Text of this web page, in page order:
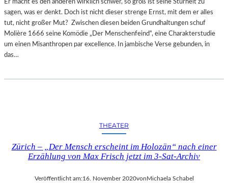
Er macht es den anderen wirklich schwer, so groß ist seine Sturheit zu
sagen, was er denkt. Doch ist nicht dieser strenge Ernst, mit dem er alles
tut, nicht großer Mut? Zwischen diesen beiden Grundhaltungen schuf
Molière 1666 seine Komödie „Der Menschenfeind“, eine Charakterstudie
um einen Misanthropen par excellence. In jambische Verse gebunden, in
das…
THEATER
Zürich – „Der Mensch erscheint im Holozän“ nach einer
Erzählung von Max Frisch jetzt im 3-Sat-Archiv
Veröffentlicht am:16. November 2020vonMichaela Schabel